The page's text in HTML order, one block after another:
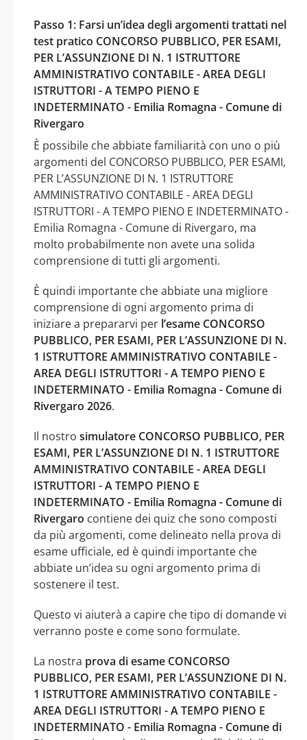
Passo 1: Farsi un’idea degli argomenti trattati nel
test pratico CONCORSO PUBBLICO, PER ESAMI,
PER L’ASSUNZIONE DI N. 1 ISTRUTTORE
AMMINISTRATIVO CONTABILE - AREA DEGLI
ISTRUTTORI - A TEMPO PIENO E
INDETERMINATO - Emilia Romagna - Comune di
Rivergaro
È possibile che abbiate familiarità con uno o più
argomenti del CONCORSO PUBBLICO, PER ESAMI,
PER L’ASSUNZIONE DI N. 1 ISTRUTTORE
AMMINISTRATIVO CONTABILE - AREA DEGLI
ISTRUTTORI - A TEMPO PIENO E INDETERMINATO -
Emilia Romagna - Comune di Rivergaro, ma
molto probabilmente non avete una solida
comprensione di tutti gli argomenti.
È quindi importante che abbiate una migliore
comprensione di ogni argomento prima di
iniziare a prepararvi per l’esame CONCORSO
PUBBLICO, PER ESAMI, PER L’ASSUNZIONE DI N.
1 ISTRUTTORE AMMINISTRATIVO CONTABILE -
AREA DEGLI ISTRUTTORI - A TEMPO PIENO E
INDETERMINATO - Emilia Romagna - Comune di
Rivergaro 2026.
Il nostro simulatore CONCORSO PUBBLICO, PER
ESAMI, PER L’ASSUNZIONE DI N. 1 ISTRUTTORE
AMMINISTRATIVO CONTABILE - AREA DEGLI
ISTRUTTORI - A TEMPO PIENO E
INDETERMINATO - Emilia Romagna - Comune di
Rivergaro contiene dei quiz che sono composti
da più argomenti, come delineato nella prova di
esame ufficiale, ed è quindi importante che
abbiate un’idea su ogni argomento prima di
sostenere il test.
Questo vi aiuterà a capire che tipo di domande vi
verranno poste e come sono formulate.
La nostra prova di esame CONCORSO
PUBBLICO, PER ESAMI, PER L’ASSUNZIONE DI N.
1 ISTRUTTORE AMMINISTRATIVO CONTABILE -
AREA DEGLI ISTRUTTORI - A TEMPO PIENO E
INDETERMINATO - Emilia Romagna - Comune di